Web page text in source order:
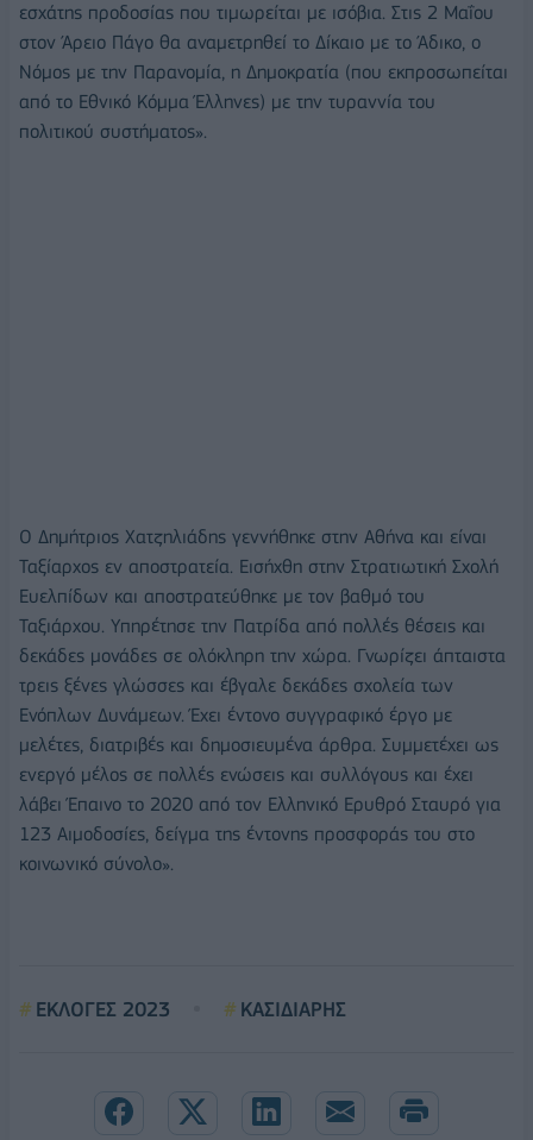
εσχάτης προδοσίας που τιμωρείται με ισόβια. Στις 2 Μαΐου
στον Άρειο Πάγο θα αναμετρηθεί το Δίκαιο με το Άδικο, ο
Νόμος με την Παρανομία, η Δημοκρατία (που εκπροσωπείται
από το Εθνικό Κόμμα Έλληνες) με την τυραννία του
πολιτικού συστήματος».
Ο Δημήτριος Χατζηλιάδης γεννήθηκε στην Αθήνα και είναι
Ταξίαρχος εν αποστρατεία. Εισήχθη στην Στρατιωτική Σχολή
Ευελπίδων και αποστρατεύθηκε με τον βαθμό του
Ταξιάρχου. Υπηρέτησε την Πατρίδα από πολλές θέσεις και
δεκάδες μονάδες σε ολόκληρη την χώρα. Γνωρίζει άπταιστα
τρεις ξένες γλώσσες και έβγαλε δεκάδες σχολεία των
Ενόπλων Δυνάμεων. Έχει έντονο συγγραφικό έργο με
μελέτες, διατριβές και δημοσιευμένα άρθρα. Συμμετέχει ως
ενεργό μέλος σε πολλές ενώσεις και συλλόγους και έχει
λάβει Έπαινο το 2020 από τον Ελληνικό Ερυθρό Σταυρό για
123 Αιμοδοσίες, δείγμα της έντονης προσφοράς του στο
κοινωνικό σύνολο».
ΕΚΛΟΓΕΣ 2023 ΚΑΣΙΔΙΑΡΗΣ